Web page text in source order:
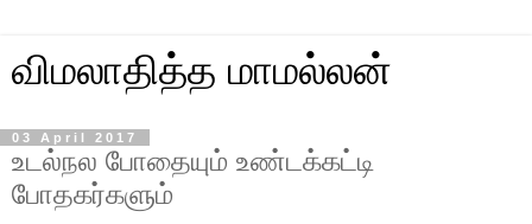
விமலாதித்த மாமல்லன்
03 April 2017
உடல்நல போதையும் உண்டக்கட்டி
போதகர்களும்